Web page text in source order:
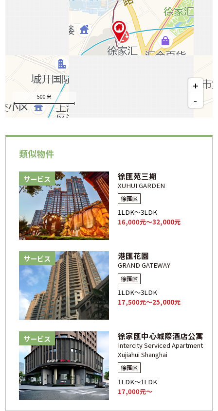
500 米
+
-
類似物件
サービス 徐匯苑三期
XUHUI GARDEN
徐匯区
1LDK～3LDK
16,000元～32,000元
サービス 港匯花園
GRAND GATEWAY
徐匯区
1LDK～3LDK
17,500元～25,000元
サービス 徐家匯中心城際酒店公寓
Intercity Serviced Apartment
Xujiahui Shanghai
徐匯区
1LDK～1LDK
17,000元～